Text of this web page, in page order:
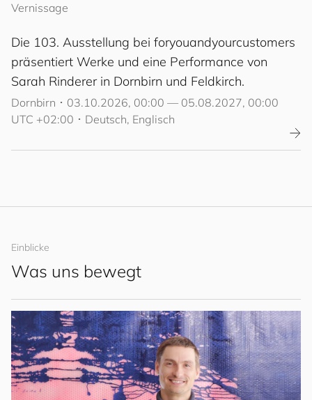
Vernissage
Die 103. Ausstellung bei foryouandyourcustomers
präsentiert Werke und eine Performance von
Sarah Rinderer in Dornbirn und Feldkirch.
Dornbirn ･ 03.10.2026, 00:00 — 05.08.2027, 00:00
UTC +02:00 ･ Deutsch, Englisch
Einblicke
Was uns bewegt